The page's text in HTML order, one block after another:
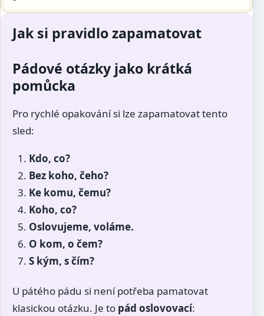
Jak si pravidlo zapamatovat
Pádové otázky jako krátká
pomůcka
Pro rychlé opakování si lze zapamatovat tento
sled:
Kdo, co?
Bez koho, čeho?
Ke komu, čemu?
Koho, co?
Oslovujeme, voláme.
O kom, o čem?
S kým, s čím?
U pátého pádu si není potřeba pamatovat
klasickou otázku. Je to pád oslovovací: